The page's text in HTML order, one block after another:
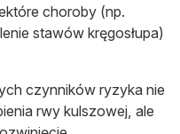
choroby (np.
stawów kręgosłupa)
czynników ryzyka nie
rwy kulszowej, ale